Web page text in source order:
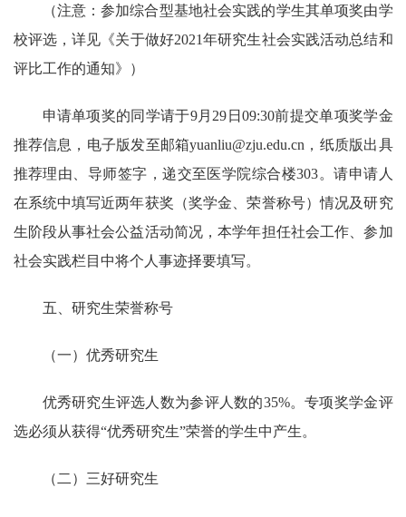
（注意：参加综合型基地社会实践的学生其单项奖由学
校评选，详见《关于做好2021年研究生社会实践活动总结和
评比工作的通知》）
申请单项奖的同学请于9月 29 日 09:30前提交单项奖学金
推荐信息，电子版发至邮箱yuanliu@zju.edu.cn ，纸质版出具
推荐理由、导师签字，递交至医学院综合楼303。请申请人
在系统中填写近两年获奖（奖学金、荣誉称号）情况及研究
生阶段从事社会公益活动简况，本学年担任社会工作、参加
社会实践栏目中将个人事迹择要填写。
五、研究生荣誉称号
（一）优秀研究生
优秀研究生评选人数为参评人数的35%。专项奖学金评
选必须从获得“优秀研究生”荣誉的学生中产生。
（二）三好研究生